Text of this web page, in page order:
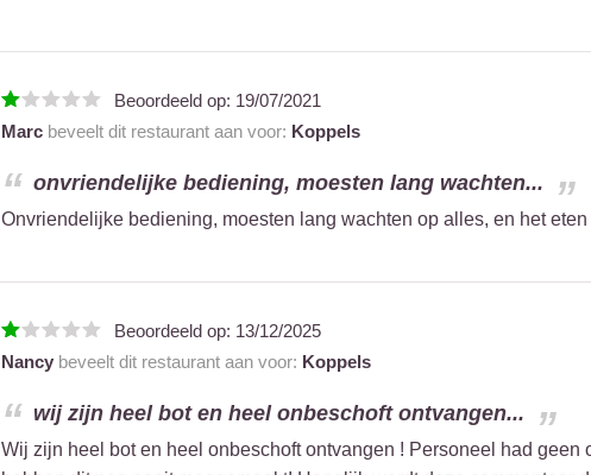
Beoordeeld op: 19/07/2021
Marcbeveelt dit restaurant aan voor: Koppels
onvriendelijke bediening, moesten lang wachten...
Onvriendelijke bediening, moesten lang wachten op alles, en het
Beoordeeld op: 13/12/2025
Nancybeveelt dit restaurant aan voor: Koppels
wij zijn heel bot en heel onbeschoft ontvangen...
Wij zijn heel bot en heel onbeschoft ontvangen ! Personeel had